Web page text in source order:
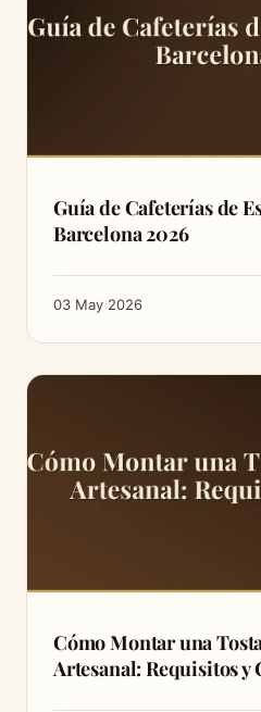
Guía de Cafeterías de
Barcelona 2026
03 May 2026
Cómo Montar una
Artesanal: Requisitos y